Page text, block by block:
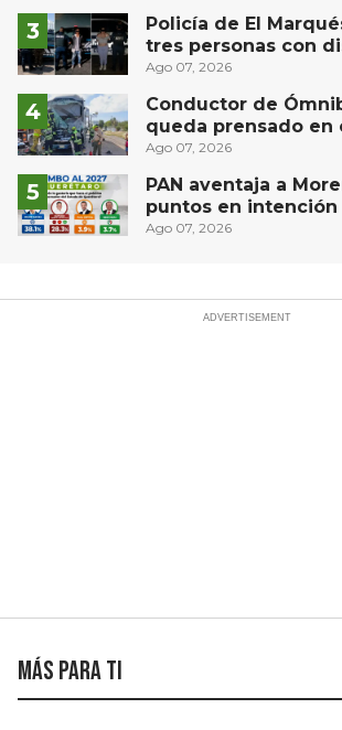
Policía de El
tres personas con
narcóticos
Ago 07, 2026
Conductor de
queda prensado en
materialista en San
Ago 07, 2026
PAN aventaja a
puntos en intención
gubernatura de
Ago 07, 2026
Más para ti